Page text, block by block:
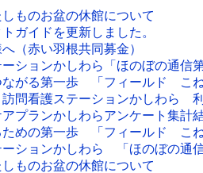
ものお盆の休館について
ガイドを更新しました。
（赤い羽根共同募金）
ションかしわら「ほのぼの通信
ながる第一歩 「フィールド こ
問看護ステーションかしわら
プランかしわらアンケート集計
ための第一歩 「フィールド こ
ーションかしわら 「ほのぼの通
ものお盆の休館について